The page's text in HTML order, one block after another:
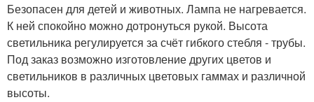
Безопасен для детей и животных. Лампа не нагревается.
К ней спокойно можно дотронуться рукой. Высота
светильника регулируется за счёт гибкого стебля - трубы.
Под заказ возможно изготовление других цветов и
светильников в различных цветовых гаммах и различной
высоты.